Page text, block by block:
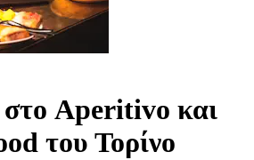
Aperitivo και
του Τορίνο